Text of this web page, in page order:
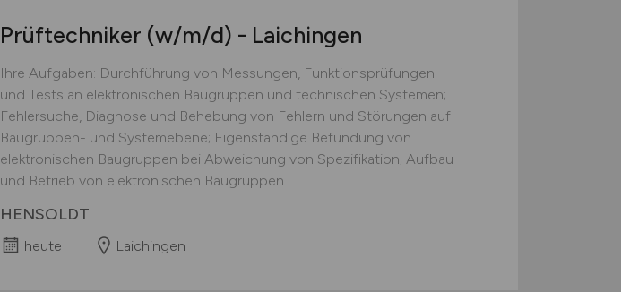
Prüftechniker (w/m/d) - Laichingen
Ihre Aufgaben: Durchführung von Messungen, Funktionsprüfungen
und Tests an elektronischen Baugruppen und technischen Systemen;
Fehlersuche, Diagnose und Behebung von Fehlern und Störungen auf
Baugruppen- und Systemebene; Eigenständige Befundung von
elektronischen Baugruppen bei Abweichung von Spezifikation; Aufbau
und Betrieb von elektronischen Baugruppen...
HENSOLDT
heute Laichingen